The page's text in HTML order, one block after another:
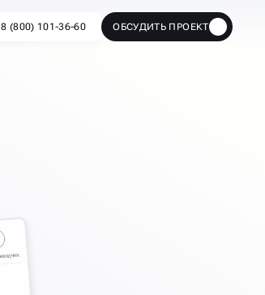
8 (800) 101-36-60 ОБСУДИТЬ ПРОЕКТ